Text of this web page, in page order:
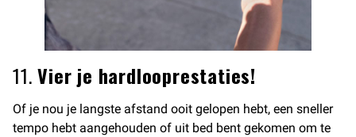
11.Vier je hardlooprestaties!
Of je nou je langste afstand ooit gelopen hebt, een sneller
tempo hebt aangehouden of uit bed bent gekomen om te